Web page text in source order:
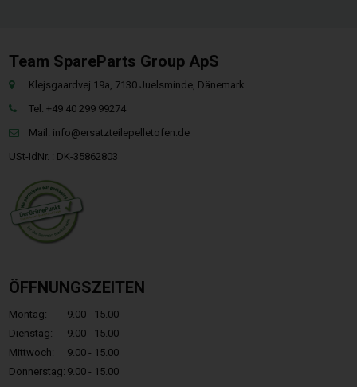
Team SpareParts Group ApS
Klejsgaardvej 19a, 7130 Juelsminde, Dänemark
Tel: +49 40 299 99274
Mail: info@ersatzteilepelletofen.de
USt-IdNr. : DK-35862803
ÖFFNUNGSZEITEN
Montag:
9.00 - 15.00
Dienstag:
9.00 - 15.00
Mittwoch:
9.00 - 15.00
Donnerstag: 9.00 - 15.00